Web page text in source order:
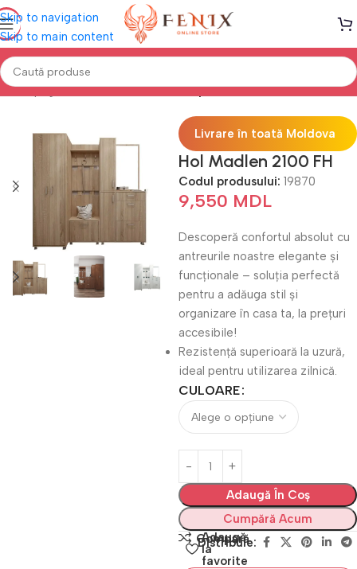
Skip to navigation
Skip to main content
Prima pagină Mobilier ANTREU Dulapuri Antreu
Livrare în toată Moldova
Hol Madlen 2100 FH
Codul produsului: 19870
9,550 MDL
Descoperă confortul absolut cu
antreurile noastre elegante și
funcționale – soluția perfectă
pentru a adăuga stil și
organizare în casa ta, la prețuri
accesibile!
Rezistență superioară la uzură,
ideal pentru utilizarea zilnică.
CULOARE
Adaugă În Coș
Cumpără Acum
Compară
Adaugă
la
favorite
Distribuie: